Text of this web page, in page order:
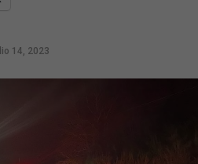
14, 2023